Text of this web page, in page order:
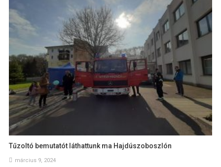
Tűzoltó bemutatót láthattunk ma Hajdúszoboszlón
március 9, 2024